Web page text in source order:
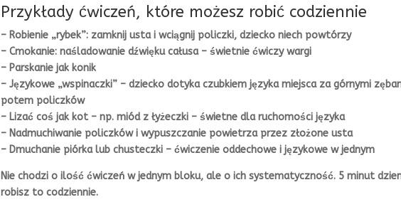
Przykłady ćwiczeń, które możesz robić codziennie
– Robienie „rybek”: zamknij usta i wciągnij policzki, dziecko niech powtórzy
– Cmokanie: naśladowanie dźwięku całusa – świetnie ćwiczy wargi
– Parskanie jak konik
– Językowe „wspinaczki” – dziecko dotyka czubkiem języka miejsca za górnymi
potem policzków
– Lizać coś jak kot – np. miód z łyżeczki – świetne dla ruchomości języka
– Nadmuchiwanie policzków i wypuszczanie powietrza przez złożone usta
– Dmuchanie piórka lub chusteczki – ćwiczenie oddechowe i językowe w jednym
Nie chodzi o ilość ćwiczeń w jednym bloku, ale o ich systematyczność. 5 minut
robisz to codziennie.